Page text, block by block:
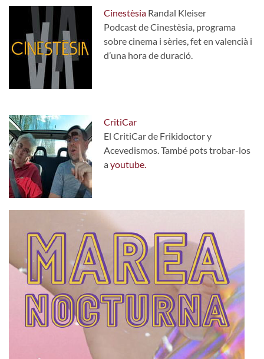
Cinestèsia Randal Kleiser
Podcast de Cinestèsia, programa
sobre cinema i sèries, fet en valencià i
d’una hora de duració.
CritiCar
El CritiCar de Frikidoctor y
Acevedismos. També pots trobar-los
a youtube.